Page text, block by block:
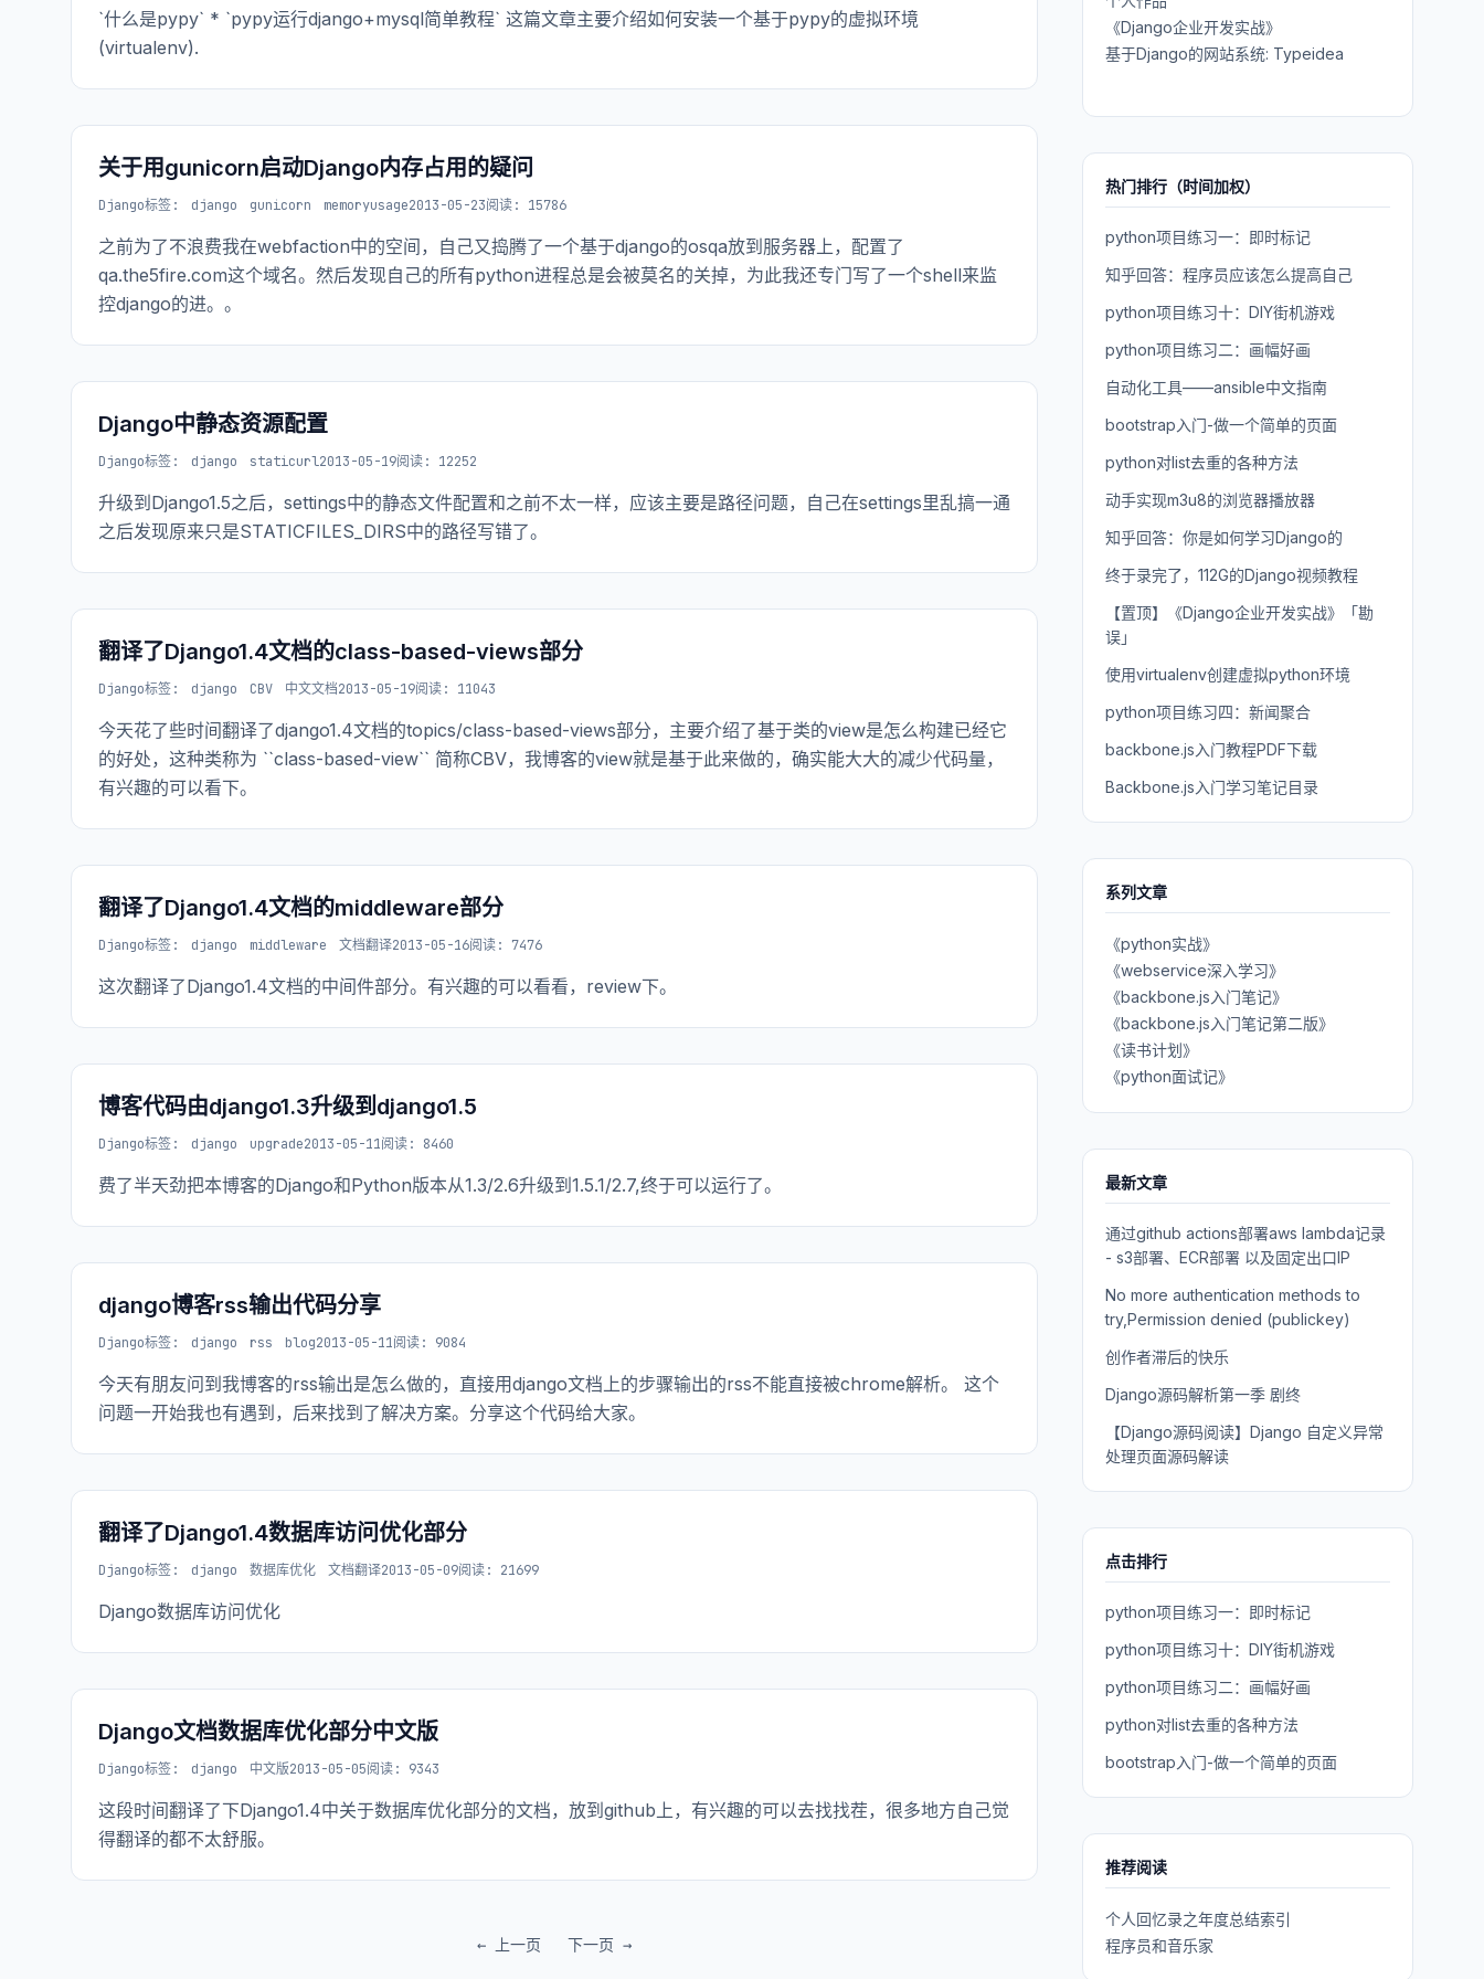
`什么是pypy` * `pypy运行django+mysql简单教程` 这篇文章主要介绍如何安装一个基于pypy的虚拟环境
(virtualenv).
关于用gunicorn启动Django内存占用的疑问
Django标签: django gunicorn memoryusage2013-05-23阅读: 15786
之前为了不浪费我在webfaction中的空间，自己又捣腾了一个基于django的osqa放到服务器上，配置了
qa.the5fire.com这个域名。然后发现自己的所有python进程总是会被莫名的关掉，为此我还专门写了一个shell来监
控django的进。。
Django中静态资源配置
Django标签: django staticurl2013-05-19阅读: 12252
升级到Django1.5之后，settings中的静态文件配置和之前不太一样，应该主要是路径问题，自己在settings里乱搞一通
之后发现原来只是STATICFILES_DIRS中的路径写错了。
翻译了Django1.4文档的class-based-views部分
Django标签: django CBV 中文文档2013-05-19阅读: 11043
今天花了些时间翻译了django1.4文档的topics/class-based-views部分，主要介绍了基于类的view是怎么构建已经它
的好处，这种类称为 ``class-based-view`` 简称CBV，我博客的view就是基于此来做的，确实能大大的减少代码量，
有兴趣的可以看下。
翻译了Django1.4文档的middleware部分
Django标签: django middleware 文档翻译2013-05-16阅读: 7476
这次翻译了Django1.4文档的中间件部分。有兴趣的可以看看，review下。
博客代码由django1.3升级到django1.5
Django标签: django upgrade2013-05-11阅读: 8460
费了半天劲把本博客的Django和Python版本从1.3/2.6升级到1.5.1/2.7,终于可以运行了。
django博客rss输出代码分享
Django标签: django rss blog2013-05-11阅读: 9084
今天有朋友问到我博客的rss输出是怎么做的，直接用django文档上的步骤输出的rss不能直接被chrome解析。 这个
问题一开始我也有遇到，后来找到了解决方案。分享这个代码给大家。
翻译了Django1.4数据库访问优化部分
Django标签: django 数据库优化 文档翻译2013-05-09阅读: 21699
Django数据库访问优化
Django文档数据库优化部分中文版
Django标签: django 中文版2013-05-05阅读: 9343
这段时间翻译了下Django1.4中关于数据库优化部分的文档，放到github上，有兴趣的可以去找找茬，很多地方自己觉
得翻译的都不太舒服。
← 上一页 下一页 →
《Django企业开发实战》
基于Django的网站系统: Typeidea
热门排行（时间加权）
python项目练习一：即时标记
知乎回答：程序员应该怎么提高自己
python项目练习十：DIY街机游戏
python项目练习二：画幅好画
自动化工具——ansible中文指南
bootstrap入门-做一个简单的页面
python对list去重的各种方法
动手实现m3u8的浏览器播放器
知乎回答：你是如何学习Django的
终于录完了，112G的Django视频教程
【置顶】《Django企业开发实战》「勘
误」
使用virtualenv创建虚拟python环境
python项目练习四：新闻聚合
backbone.js入门教程PDF下载
Backbone.js入门学习笔记目录
系列文章
《python实战》
《webservice深入学习》
《backbone.js入门笔记》
《backbone.js入门笔记第二版》
《读书计划》
《python面试记》
最新文章
通过github actions部署aws lambda记录
- s3部署、ECR部署 以及固定出口IP
No more authentication methods to
try,Permission denied (publickey)
创作者滞后的快乐
Django源码解析第一季 剧终
【Django源码阅读】Django 自定义异常
处理页面源码解读
点击排行
python项目练习一：即时标记
python项目练习十：DIY街机游戏
python项目练习二：画幅好画
python对list去重的各种方法
bootstrap入门-做一个简单的页面
推荐阅读
个人回忆录之年度总结索引
程序员和音乐家